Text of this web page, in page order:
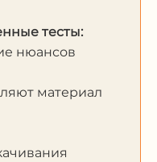
тесты:
нюансов
материал